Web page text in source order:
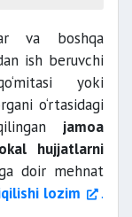
va boshqa
ish beruvchi
yoki
o‘rtasidagi
jamoa
hujjatlarni
doir mehnat
lozim .